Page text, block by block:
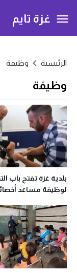
غزة تايم
الرئيسية وظيفة
وظيفة
بلدية غزة تفتح باب
لوظيفة مساعد